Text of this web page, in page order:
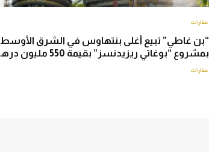
عقارات
“بن غاطي” تبيع أغلى بنتهاوس في الشرق الأوسط
بمشروع “بوغاتي ريزيدنسز” بقيمة 550 مليون درهم
عقارات